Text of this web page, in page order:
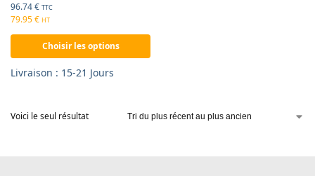
96.74€ TTC
79.95€ HT
Choisir les options
Livraison : 15-21 Jours
Voici le seul résultat